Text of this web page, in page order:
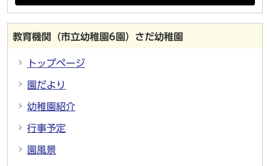
教育機関（市立幼稚園6園）さだ幼稚園
トップページ
園だより
幼稚園紹介
行事予定
園風景